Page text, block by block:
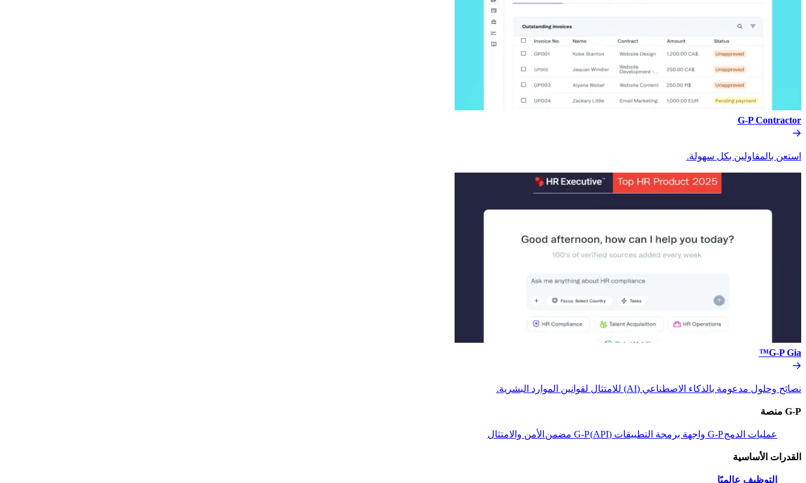
G-P Contractor​​
استعن بالمقاولين بكل سهولة.​​
G-P Gia™​​
نصائح وحلول مدعومة بالذكاء الاصطناعي (AI) للامتثال لقوانين الموارد البشرية.​​
G-P منصة​​
عمليات الدمج​​G-P واجهة برمجة التطبيقات (API)​​ G-P مضمن​​ الأمن والامتثال​​
القدرات الأساسية​​
التوظيف عالميًا​​